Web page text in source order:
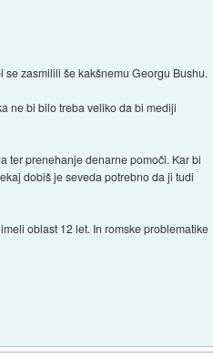
zasmilili še kakšnemu Georgu Bushu.
ne bi bilo treba veliko da bi mediji
ter prenehanje denarne pomoči. Kar bi
dobiš je seveda potrebno da ji tudi
oblast 12 let. In romske problematike